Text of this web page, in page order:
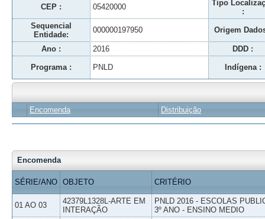
CEP : 05420000
Tipo
:
Sequencial
Entidade:
000000197950 Origem
Ano : 2016 DDD :
Programa : PNLD Indígena :
Encomenda Distribuição
Encomenda
SÉRIE/ANO OBJETO CRITÉRIO
01 AO 03
42379L1328L-ARTE EM
INTERAÇÃO
PNLD 2016 - ESCOLAS
3º ANO - ENSINO MEDIO